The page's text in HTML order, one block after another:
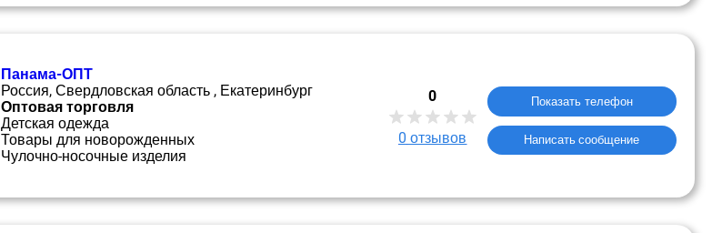
Панама-ОПТ
Россия, Свердловская область , Екатеринбург
Оптовая торговля
Детская одежда
Товары для новорожденных
Чулочно-носочные изделия
0
0 отзывов
Показать телефон
Написать сообщение